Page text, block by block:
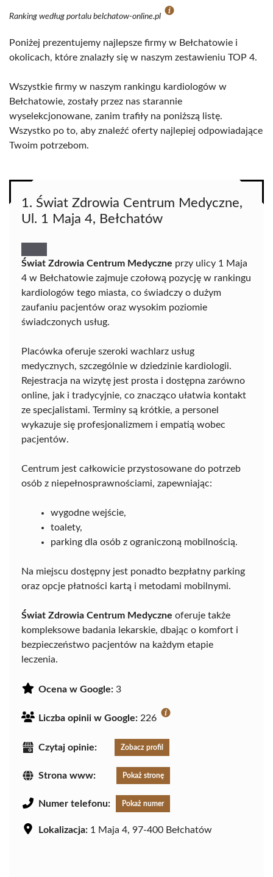
Ranking według portalu belchatow-online.pl
Poniżej prezentujemy najlepsze firmy w Bełchatowie i
okolicach, które znalazły się w naszym zestawieniu TOP 4.
Wszystkie firmy w naszym rankingu kardiologów w
Bełchatowie, zostały przez nas starannie
wyselekcjonowane, zanim trafiły na poniższą listę.
Wszystko po to, aby znaleźć oferty najlepiej odpowiadające
Twoim potrzebom.
1. Świat Zdrowia Centrum Medyczne,
Ul. 1 Maja 4, Bełchatów
Świat Zdrowia Centrum Medyczne przy ulicy 1 Maja
4 w Bełchatowie zajmuje czołową pozycję w rankingu
kardiologów tego miasta, co świadczy o dużym
zaufaniu pacjentów oraz wysokim poziomie
świadczonych usług.
Placówka oferuje szeroki wachlarz usług
medycznych, szczególnie w dziedzinie kardiologii.
Rejestracja na wizytę jest prosta i dostępna zarówno
online, jak i tradycyjnie, co znacząco ułatwia kontakt
ze specjalistami. Terminy są krótkie, a personel
wykazuje się profesjonalizmem i empatią wobec
pacjentów.
Centrum jest całkowicie przystosowane do potrzeb
osób z niepełnosprawnościami, zapewniając:
wygodne wejście,
toalety,
parking dla osób z ograniczoną mobilnością.
Na miejscu dostępny jest ponadto bezpłatny parking
oraz opcje płatności kartą i metodami mobilnymi.
Świat Zdrowia Centrum Medyczne oferuje także
kompleksowe badania lekarskie, dbając o komfort i
bezpieczeństwo pacjentów na każdym etapie
leczenia.
Ocena w Google: 3
Liczba opinii w Google: 226
Czytaj opinie: Zobacz profil
Strona www: Pokaż stronę
Numer telefonu: Pokaż numer
Lokalizacja: 1 Maja 4, 97-400 Bełchatów